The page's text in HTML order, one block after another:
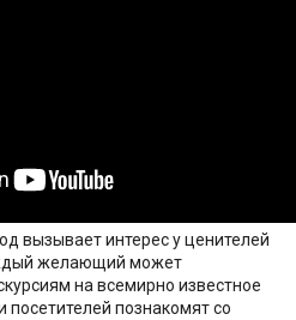
вызывает интерес у ценителей
желающий может
на всемирно известное
посетителей познакомят со